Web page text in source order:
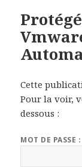
Cette
Pour la voir,
dessous :
MOT DE PASSE :